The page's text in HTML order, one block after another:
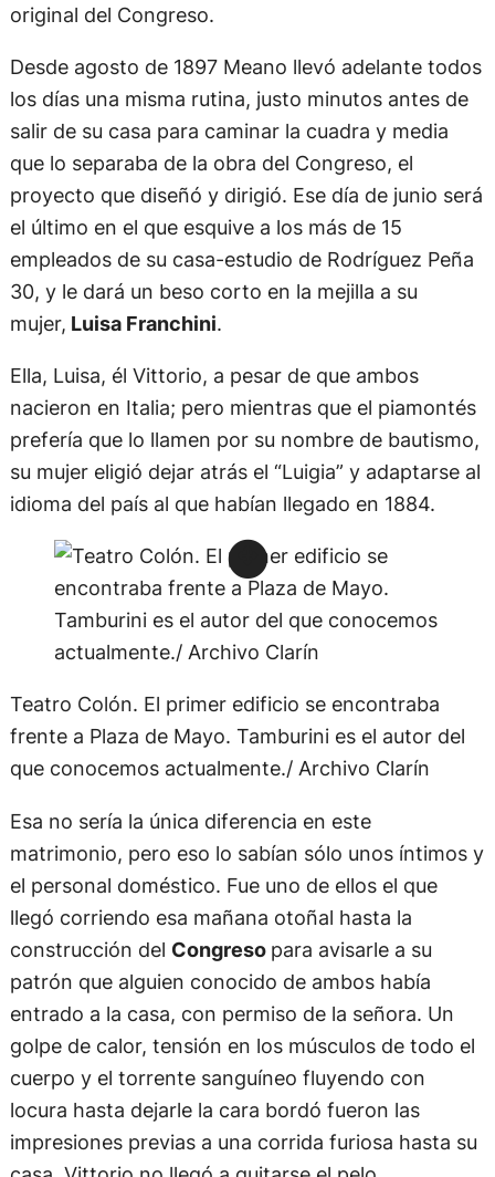
original del Congreso.
Desde agosto de 1897 Meano llevó adelante todos
los días una misma rutina, justo minutos antes de
salir de su casa para caminar la cuadra y media
que lo separaba de la obra del Congreso, el
proyecto que diseñó y dirigió. Ese día de junio será
el último en el que esquive a los más de 15
empleados de su casa-estudio de Rodríguez Peña
30, y le dará un beso corto en la mejilla a su
mujer, Luisa Franchini.
Ella, Luisa, él Vittorio, a pesar de que ambos
nacieron en Italia; pero mientras que el piamontés
prefería que lo llamen por su nombre de bautismo,
su mujer eligió dejar atrás el “Luigia” y adaptarse al
idioma del país al que habían llegado en 1884.
Teatro Colón. El primer edificio se encontraba
frente a Plaza de Mayo. Tamburini es el autor del
que conocemos actualmente./ Archivo Clarín
Esa no sería la única diferencia en este
matrimonio, pero eso lo sabían sólo unos íntimos y
el personal doméstico. Fue uno de ellos el que
llegó corriendo esa mañana otoñal hasta la
construcción del Congreso para avisarle a su
patrón que alguien conocido de ambos había
entrado a la casa, con permiso de la señora. Un
golpe de calor, tensión en los músculos de todo el
cuerpo y el torrente sanguíneo fluyendo con
locura hasta dejarle la cara bordó fueron las
impresiones previas a una corrida furiosa hasta su